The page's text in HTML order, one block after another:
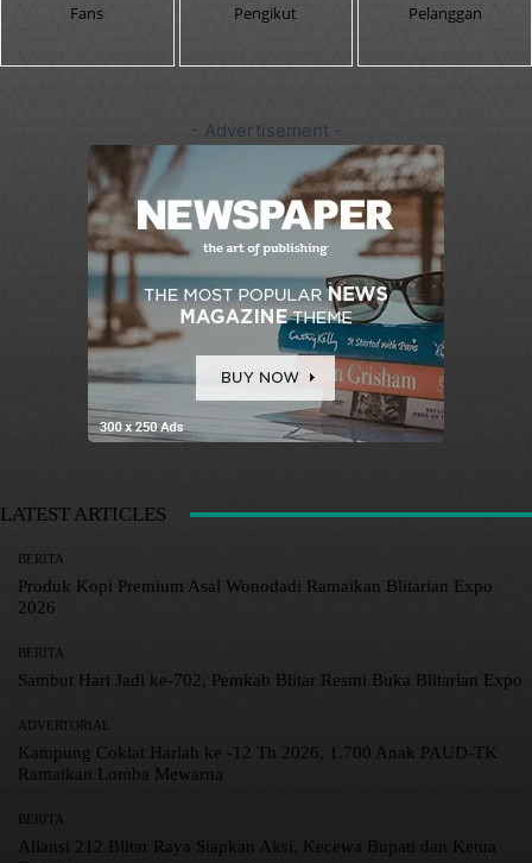
Fans Pengikut Pelanggan
- Advertisement -
LATEST ARTICLES
BERITA
Produk Kopi Premium Asal Wonodadi Ramaikan Blitarian Expo
2026
BERITA
Sambut Hari Jadi ke-702, Pemkab Blitar Resmi Buka Blitarian Expo
ADVERTORIAL
Kampung Coklat Harlah ke -12 Th 2026, 1.700 Anak PAUD-TK
Ramaikan Lomba Mewarna
BERITA
Aliansi 212 Blitar Raya Siapkan Aksi, Kecewa Bupati dan Ketua